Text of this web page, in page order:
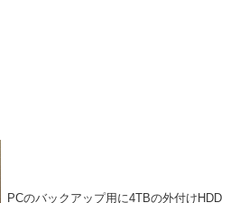
PCのバックアップ用に4TBの外付けHDD